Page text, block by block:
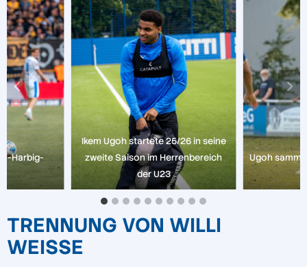
Harbig-
Ikem Ugoh startete 25/26 in seine
zweite Saison im Herrenbereich
der U23
Ugoh
TRENNUNG VON WILLI
WEISSE